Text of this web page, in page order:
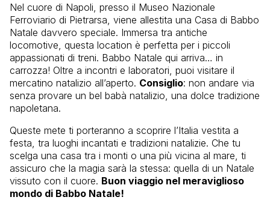
Nel cuore di Napoli, presso il Museo Nazionale
Ferroviario di Pietrarsa, viene allestita una Casa di Babbo
Natale davvero speciale. Immersa tra antiche
locomotive, questa location è perfetta per i piccoli
appassionati di treni. Babbo Natale qui arriva… in
carrozza! Oltre a incontri e laboratori, puoi visitare il
mercatino natalizio all’aperto. Consiglio: non andare via
senza provare un bel babà natalizio, una dolce tradizione
napoletana.
Queste mete ti porteranno a scoprire l’Italia vestita a
festa, tra luoghi incantati e tradizioni natalizie. Che tu
scelga una casa tra i monti o una più vicina al mare, ti
assicuro che la magia sarà la stessa: quella di un Natale
vissuto con il cuore. Buon viaggio nel meraviglioso
mondo di Babbo Natale!